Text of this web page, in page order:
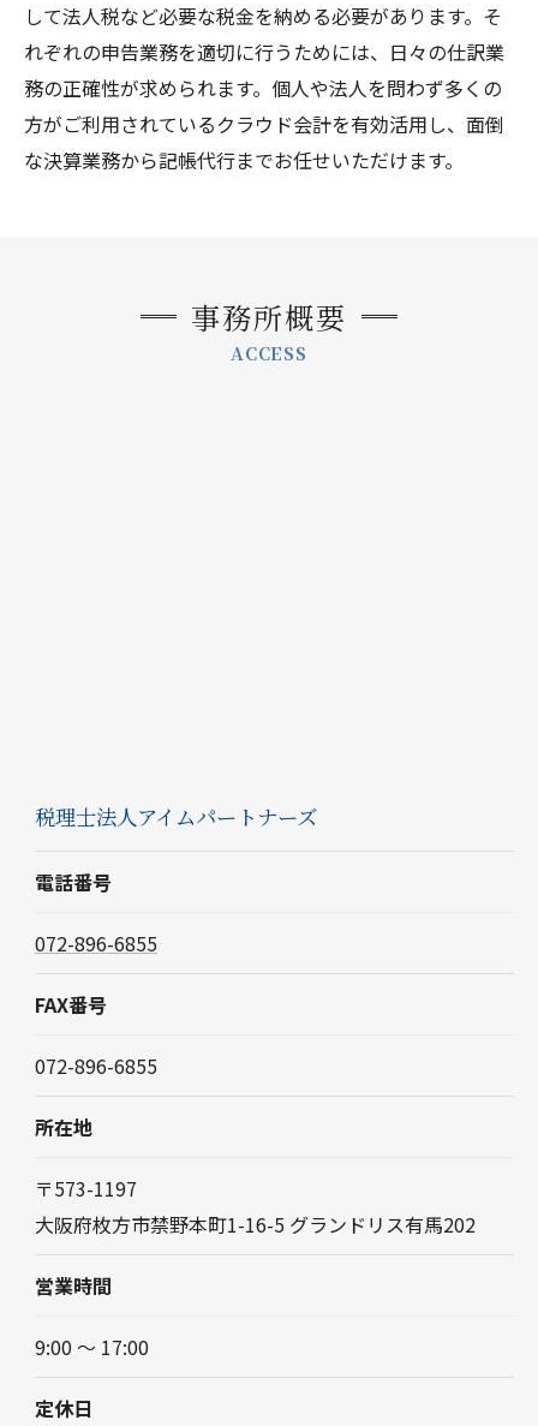
して法人税など必要な税金を納める必要があります。そ
れぞれの申告業務を適切に行うためには、日々の仕訳業
務の正確性が求められます。個人や法人を問わず多くの
方がご利用されているクラウド会計を有効活用し、面倒
な決算業務から記帳代行までお任せいただけます。
事務所概要
ACCESS
税理士法人アイムパートナーズ
電話番号
072-896-6855
FAX番号
072-896-6855
所在地
〒573-1197
大阪府枚方市禁野本町1-16-5 グランドリス有馬202
営業時間
9:00 〜 17:00
定休日